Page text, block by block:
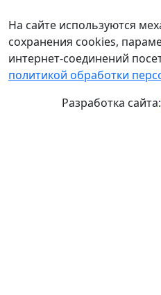
На сайте используются
сохранения cookies,
интернет-соединений
политикой обработки
Разработка сайта: